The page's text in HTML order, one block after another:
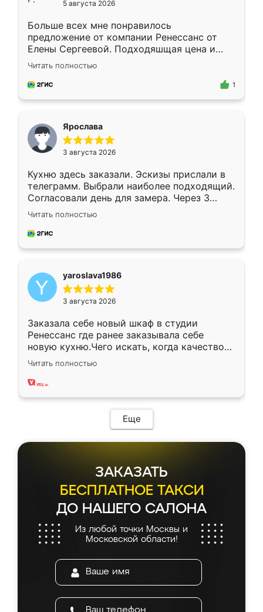
5 августа 2026
Больше всех мне понравилось
предложение от компании Ренессанс от
Елены Сергеевой. Подходяшщая цена и
короткие сроки изготовления. Приехавший
для замера сотрудник Владислав
предложил по моему эскизу самый
Читать полностью
1
Ярослава
3 августа 2026
Кухню здесь заказали. Эскизы прислали в
телеграмм. Выбрали наиболее подходящий.
Согласовали день для замера. Через 3
недели кухня была уже готова. Остались
довольны работой. Спасибо Ренессанс
мебель за качественную работу!
Читать полностью
yaroslava1986
3 августа 2026
Заказала себе новый шкаф в студии
Ренессанс где ранее заказывала себе
новую кухню.Чего искать, когда качеством
вполне довольна. Служит кухня уже почти
два года, нареканий нет.
Читать полностью
Еще
ЗАКАЗАТЬ
БЕСПЛАТНОЕ ТАКСИ
ДО НАШЕГО САЛОНА
Из любой точки Москвы и
Московской области!